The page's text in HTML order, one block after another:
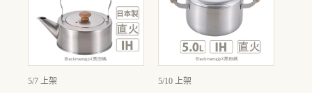
5/7 上架 5/10 上架